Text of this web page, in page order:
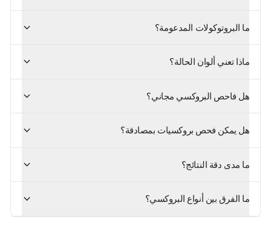
ما البروتوكولات المدعومة؟
ماذا تعني ألوان الحالة؟
هل فاحص البروكسي مجاني؟
هل يمكن فحص بروكسيات بمصادقة؟
ما مدى دقة النتائج؟
ما الفرق بين أنواع البروكسي؟